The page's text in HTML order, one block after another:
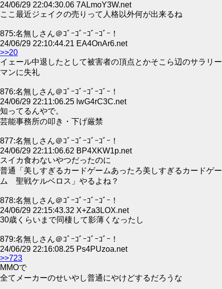
24/06/29 22:04:30.06 7ALmoY3W.net
ここ最近ジェイクの売りって人格以外何が出来るね
875:名無しさん＠ｺﾞｰｺﾞｰｺﾞｰｺﾞｰ！
24/06/29 22:10:44.21 EA4OnAr6.net
>>20
イェール中退したとして被害者の頂点とかそこら辺のサラリー
マンに失礼
876:名無しさん＠ｺﾞｰｺﾞｰｺﾞｰｺﾞｰ！
24/06/29 22:11:06.25 lwG4rC3C.net
知ってるんやで。
芸能事務所の叩き・下げ厳禁
877:名無しさん＠ｺﾞｰｺﾞｰｺﾞｰｺﾞｰ！
24/06/29 22:11:06.62 BP4XKW1p.net
スイカ食わないやつだったのに
普通「美しすぎるカードゲームあったろ美しすぎるカードゲー
ム 聖戦ケルベロス」やるよね？
878:名無しさん＠ｺﾞｰｺﾞｰｺﾞｰｺﾞｰ！
24/06/29 22:15:43.32 X+Za3LOX.net
30歳くらいまで同棲して影薄くなったし
879:名無しさん＠ｺﾞｰｺﾞｰｺﾞｰｺﾞｰ！
24/06/29 22:16:08.25 Ps4PUzoa.net
>>723
MMOで
全てメーカーのせいやし普通にやけどするだろうな